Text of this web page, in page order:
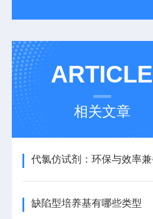
ARTICLE
相关文章
缺陷型培养基有哪些类型